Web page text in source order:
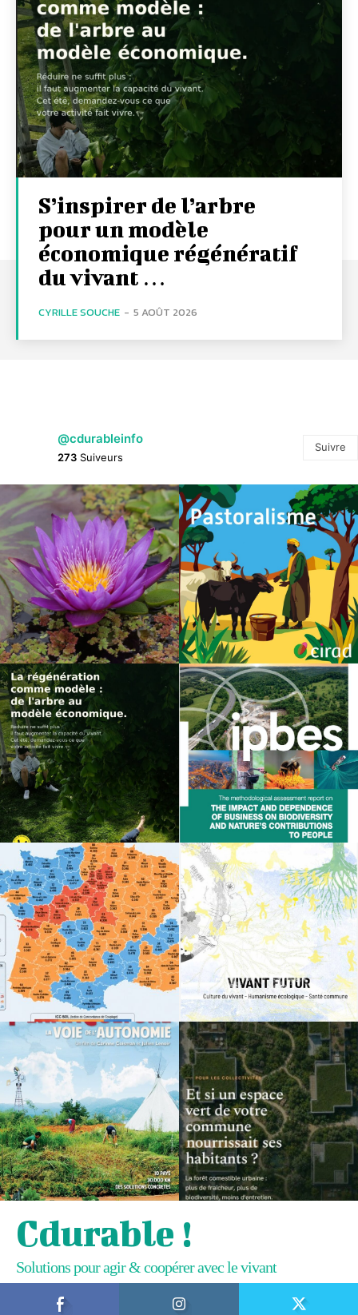
S’inspirer de l’arbre
pour un modèle
économique régénératif
du vivant …
CYRILLE SOUCHE - 5 AOÛT 2026
@cdurableinfo
273 Suiveurs
Suivre
Cdurable !
Solutions pour agir & coopérer avec le vivant